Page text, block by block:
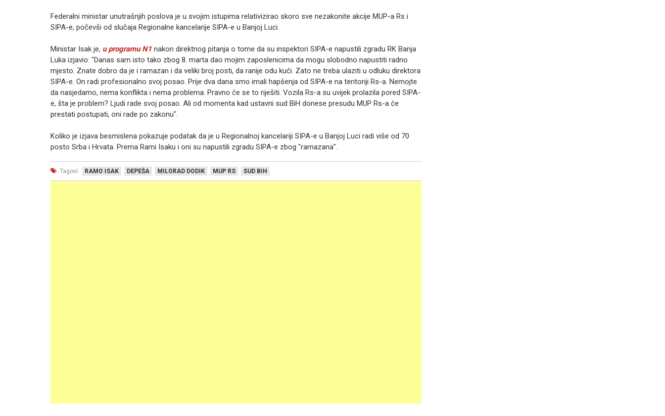
Federalni ministar unutrašnjih poslova je u svojim istupima relativizirao skoro sve nezakonite akcije MUP-a Rs i
SIPA-e, počevši od slučaja Regionalne kancelarije SIPA-e u Banjoj Luci.
Ministar Isak je, u programu N1 nakon direktnog pitanja o tome da su inspektori SIPA-e napustili zgradu RK Banja
Luka izjavio: "Danas sam isto tako zbog 8. marta dao mojim zaposlenicima da mogu slobodno napustiti radno
mjesto. Znate dobro da je i ramazan i da veliki broj posti, da ranije odu kući. Zato ne treba ulaziti u odluku direktora
SIPA-e. On radi profesionalno svoj posao. Prije dva dana smo imali hapšenja od SIPA-e na teritoriji Rs-a. Nemojte
da nasjedamo, nema konflikta i nema problema. Pravno će se to riješiti. Vozila Rs-a su uvijek prolazila pored SIPA-
e, šta je problem? Ljudi rade svoj posao. Ali od momenta kad ustavni sud BiH donese presudu MUP Rs-a će
prestati postupati, oni rade po zakonu".
Koliko je izjava besmislena pokazuje podatak da je u Regionalnoj kancelariji SIPA-e u Banjoj Luci radi više od 70
posto Srba i Hrvata. Prema Rami Isaku i oni su napustili zgradu SIPA-e zbog "ramazana".
Tagovi: RAMO ISAK DEPEŠA MILORAD DODIK MUP RS SUD BIH